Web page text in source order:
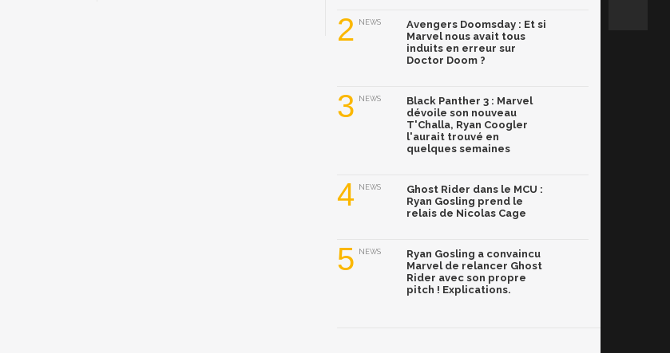
2 NEWS
Avengers Doomsday : Et si
Marvel nous avait tous
induits en erreur sur
Doctor Doom ?
3 NEWS
Black Panther 3 : Marvel
dévoile son nouveau
T'Challa, Ryan Coogler
l'aurait trouvé en
quelques semaines
4 NEWS
Ghost Rider dans le MCU :
Ryan Gosling prend le
relais de Nicolas Cage
5 NEWS
Ryan Gosling a convaincu
Marvel de relancer Ghost
Rider avec son propre
pitch ! Explications.